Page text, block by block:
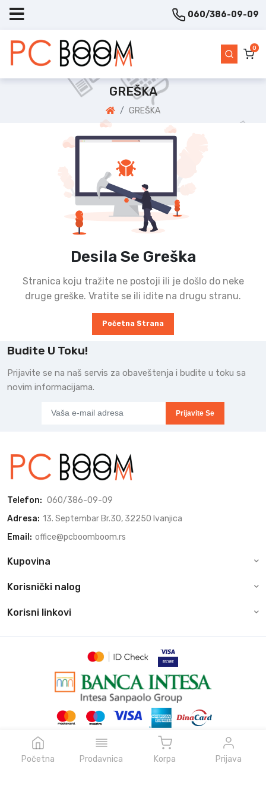
060/386-09-09
0
Početna Prodavnica Korpa Prijava
GREŠKA
GREŠKA
Desila Se Greška
Stranica koju tražite ne postoji ili je došlo do neke
druge greške. Vratite se ili idite na drugu stranu.
Početna Strana
Budite U Toku!
Prijavite se na naš servis za obaveštenja i budite u toku sa
novim informacijama.
Prijavite Se
Telefon: 060/386-09-09
Adresa: 13. Septembar Br.30, 32250 Ivanjica
Email: office@pcboomboom.rs
Kupovina
Korisnički nalog
Korisni linkovi
© Sva prava zadržava pcboomboom.rs, 2026
Powered by
NeonVoid Code